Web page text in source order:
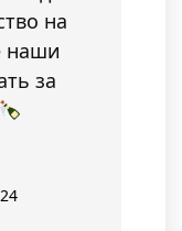
на
наши
за